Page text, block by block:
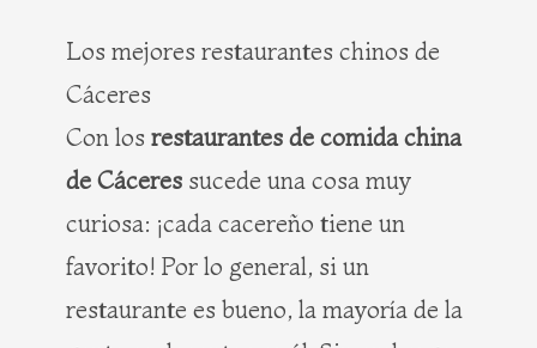
Los mejores restaurantes chinos de
Cáceres
Con los restaurantes de comida china
de Cáceres sucede una cosa muy
curiosa: ¡cada cacereño tiene un
favorito! Por lo general, si un
restaurante es bueno, la mayoría de la